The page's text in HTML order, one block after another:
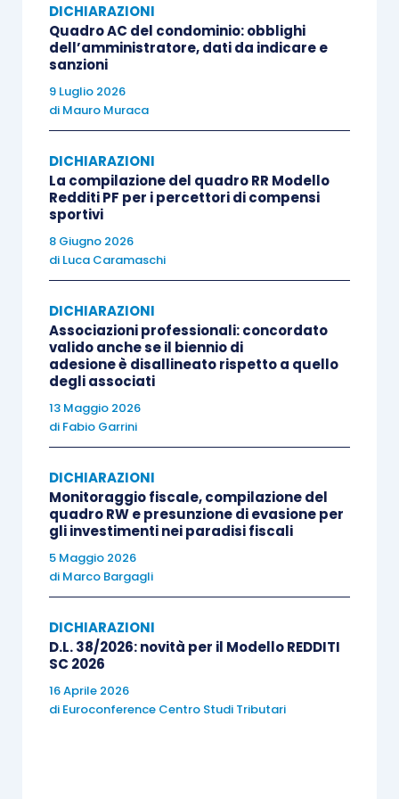
E’ stato inoltre introdotto unnuovo quadro(“
dell’imposta sostitutivadovuta sul
reddito imponibile derivante dai
di locazioneper i quali si è optato per
l’applicazione delregime della cedolare
secca
locazione breve
dell’imposta sostitutivaapplicata sui
redditi diversi
breviindicati nel quadro RL (se il
contribuente è unsublocatoreo
comodatario
DICHIARAZIONI
Quadro AC del condominio: obblighi
dell’amministratore, dati da indicare e
sanzioni
9 Luglio 2026
di Mauro Muraca
DICHIARAZIONI
La compilazione del quadro RR Modello
Redditi PF per i percettori di compensi
sportivi
8 Giugno 2026
di Luca Caramaschi
DICHIARAZIONI
Associazioni professionali: concordato
valido anche se il biennio di
adesione è disallineato rispetto a quello
degli associati
13 Maggio 2026
di Fabio Garrini
DICHIARAZIONI
Monitoraggio fiscale, compilazione del
quadro RW e presunzione di evasione per
gli investimenti nei paradisi fiscali
5 Maggio 2026
di Marco Bargagli
DICHIARAZIONI
D.L. 38/2026: novità per il Modello REDDITI
SC 2026
16 Aprile 2026
di Euroconference Centro Studi Tributari